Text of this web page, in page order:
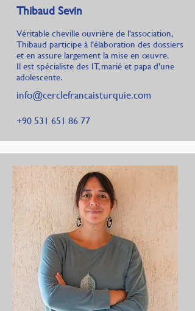
Thibaud Sevin
Véritable cheville ouvrière de l’association,
Thibaud participe à l’élaboration des dossiers
et en assure largement la mise en œuvre.
Il est spécialiste des IT, marié et papa d’une
adolescente.
info@cerclefrancaisturquie.com
+90 531 651 86 77